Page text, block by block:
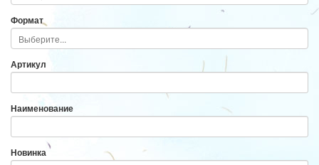
Формат
Артикул
Наименование
Новинка